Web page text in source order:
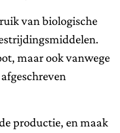
van biologische
maar ook vanwege
productie, en maak